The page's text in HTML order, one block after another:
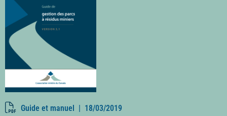
Guide et manuel | 18/03/2019